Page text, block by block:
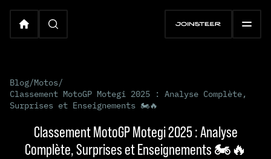
Blog/Motos/
Classement MotoGP Motegi 2025 : Analyse Complète,
Surprises et Enseignements 🏍️🔥
Classement MotoGP Motegi 2025 : Analyse
Complète, Surprises et Enseignements 🏍️🔥